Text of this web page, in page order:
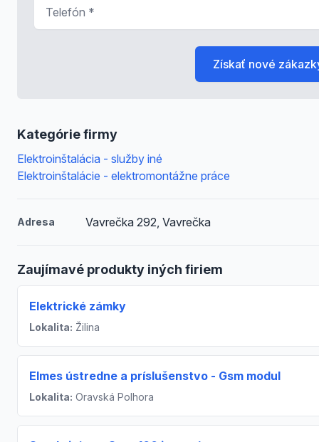
Kategórie firmy
Elektroinštalácia - služby iné
Elektroinštalácie - elektromontážne práce
Adresa Vavrečka 292, Vavrečka
Zaujímavé produkty iných firiem
Elektrické zámky
Lokalita: Žilina
Elmes ústredne a príslušenstvo - Gsm modul
Lokalita: Oravská Polhora
Získať nové